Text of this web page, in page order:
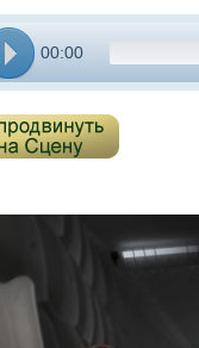
00:00